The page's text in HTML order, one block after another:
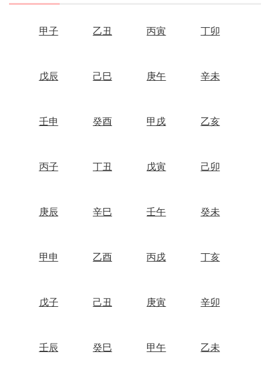
甲子 乙丑 丙寅 丁卯
戊辰 己巳 庚午 辛未
壬申 癸酉 甲戌 乙亥
丙子 丁丑 戊寅 己卯
庚辰 辛巳 壬午 癸未
甲申 乙酉 丙戌 丁亥
戊子 己丑 庚寅 辛卯
壬辰 癸巳 甲午 乙未